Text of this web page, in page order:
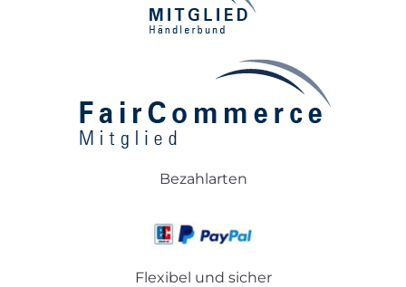
Bezahlarten
Flexibel und sicher